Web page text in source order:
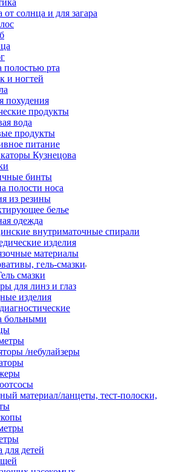
от солнца и для загара
полостью рта
и ногтей
похудения
продукты
вода
продукты
питание
Кузнецова
бинты
полости носа
из резины
белье
одежда
внутриматочные спирали
изделия
материалы
гель-смазки
смазки
для линз и глаз
изделия
больными
/небулайзеры
материал/ланцеты, тест-полоски,
для детей